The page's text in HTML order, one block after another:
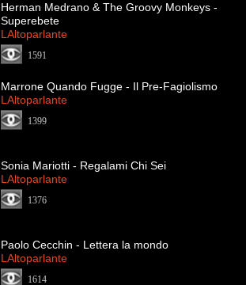
Herman Medrano & The Groovy Monkeys -
Superebete
LAltoparlante
1591
Marrone Quando Fugge - Il Pre-Fagiolismo
LAltoparlante
1399
Sonia Mariotti - Regalami Chi Sei
LAltoparlante
1376
Paolo Cecchin - Lettera la mondo
LAltoparlante
1614